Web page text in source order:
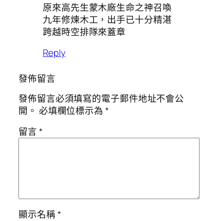
原來高先生蒙木廠生命之神召喚
九年修煉木工，出手已十分精湛
跨越時空排隊來蓋章
Reply
發佈留言
發佈留言必須填寫的電子郵件地址不會公
開。 必填欄位標示為*
留言*
顯示名稱*